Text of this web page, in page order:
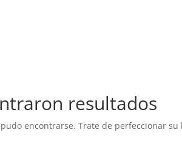
resultados
encontrarse. Trate de perfeccionar